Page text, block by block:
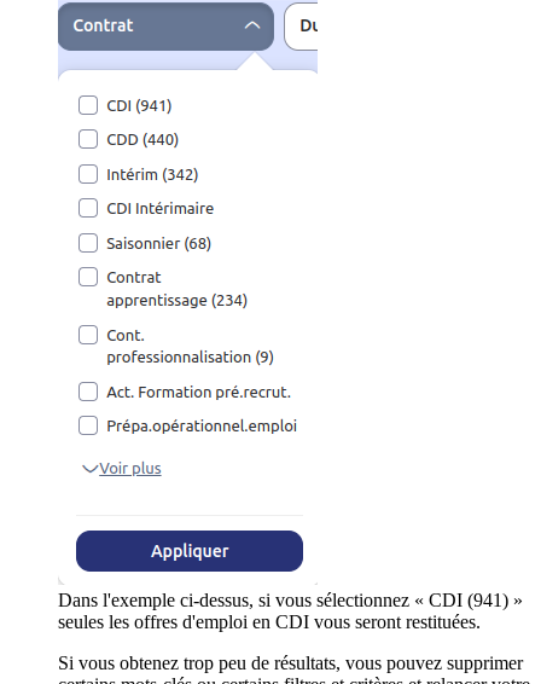
Dans l'exemple ci-dessus, si vous sélectionnez « CDI (941) »
seules les offres d'emploi en CDI vous seront restituées.
Si vous obtenez trop peu de résultats, vous pouvez supprimer